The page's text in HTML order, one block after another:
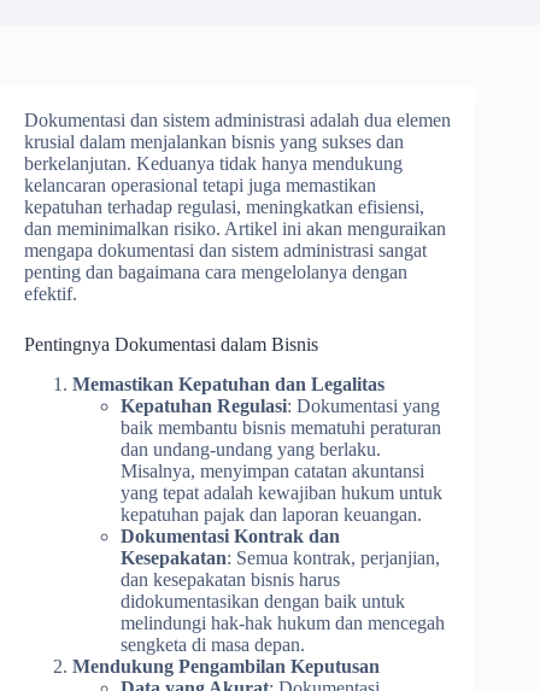
Dokumentasi dan sistem administrasi adalah dua elemen
krusial dalam menjalankan bisnis yang sukses dan
berkelanjutan. Keduanya tidak hanya mendukung
kelancaran operasional tetapi juga memastikan
kepatuhan terhadap regulasi, meningkatkan efisiensi,
dan meminimalkan risiko. Artikel ini akan menguraikan
mengapa dokumentasi dan sistem administrasi sangat
penting dan bagaimana cara mengelolanya dengan
efektif.
Pentingnya Dokumentasi dalam Bisnis
Memastikan Kepatuhan dan Legalitas
Kepatuhan Regulasi: Dokumentasi yang
baik membantu bisnis mematuhi peraturan
dan undang-undang yang berlaku.
Misalnya, menyimpan catatan akuntansi
yang tepat adalah kewajiban hukum untuk
kepatuhan pajak dan laporan keuangan.
Dokumentasi Kontrak dan
Kesepakatan: Semua kontrak, perjanjian,
dan kesepakatan bisnis harus
didokumentasikan dengan baik untuk
melindungi hak-hak hukum dan mencegah
sengketa di masa depan.
Mendukung Pengambilan Keputusan